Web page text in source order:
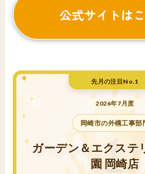
公式サイトは
先月の注目No.1
2026年7月度
岡崎市の外構工事部
ガーデン＆エクステ
園 岡崎店